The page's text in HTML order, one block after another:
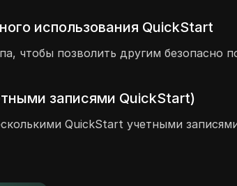
использования QuickStart
чтобы позволить другим безопасно
записями QuickStart)
QuickStart учетными